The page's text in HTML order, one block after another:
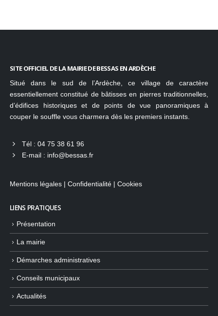
SITE OFFICIEL DE LA MAIRIE DE BESSAS EN ARDÈCHE
Situé dans le sud de l’Ardèche, ce village de caractère
essentiellement constitué de bâtisses en pierres traditionnelles,
d’édifices historiques et de points de vue panoramiques à
couper le souffle vous charmera dès les premiers instants.
Tél :04 75 38 61 96
E-mail : info@bessas.fr
Mentions légales Confidentialité Cookies
LIENS PRATIQUES
Présentation
La mairie
Démarches administratives
Conseils municipaux
Actualités